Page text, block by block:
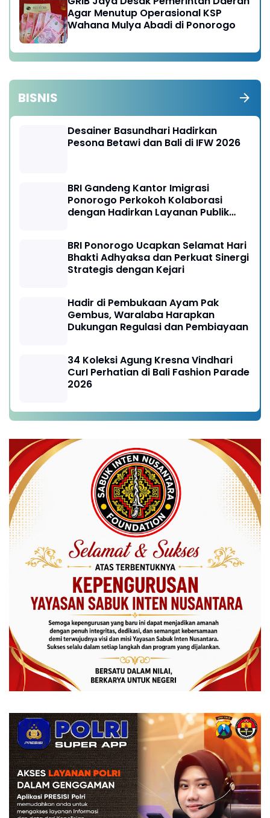
Agar Menutup Operasional KSP
Wahana Mulya Abadi di Ponorogo
BISNIS
Desainer Basundhari Hadirkan
Pesona Betawi dan Bali di IFW 2026
BRI Gandeng Kantor Imigrasi
Ponorogo Perkokoh Kolaborasi
dengan Hadirkan Layanan Publik
BRI Ponorogo Ucapkan Selamat Hari
Bhakti Adhyaksa dan Perkuat Sinergi
Strategis dengan Kejari
Hadir di Pembukaan Ayam Pak
Gembus, Waralaba Harapkan
Dukungan Regulasi dan Pembiayaan
34 Koleksi Agung Kresna Vindhari
CurI Perhatian di Bali Fashion Parade
2026